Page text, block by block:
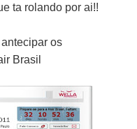
ta rolando por ai!!
os
Brasil